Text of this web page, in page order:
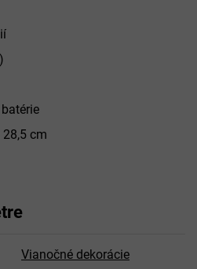
28,5 cm
Vianočné dekorácie